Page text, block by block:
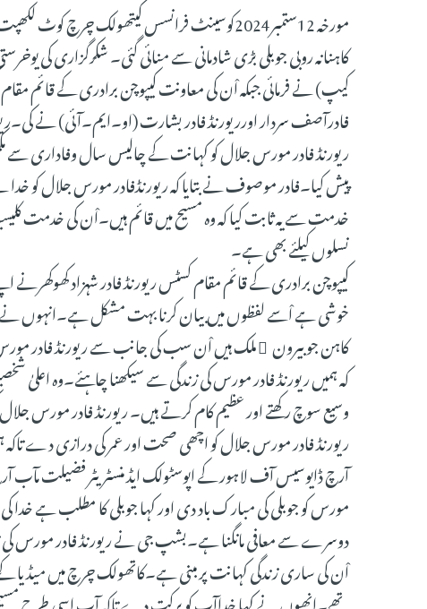
مورخہ 12ستمبر2024کوسینٹ فرانسس کیتھولک
کاہنانہ روبی جوبلی بڑی شادمانی سے منائی گئی۔ شکرگزاری کی
کیپ) نے فرمائی جبکہ اْن کی معاونت کیپوچن برادری کے قائم مقام
فادرآصف سردار اورریورنڈ فادر بشارت (او۔ایم۔آئی) نے
ریورنڈ فادر مورس جلال کو کہانت کے چالیس سال وفاداری سے
پیش کیا۔فادر موصوف نے بتایا کہ ریورنڈفادر مورس جلال کو
خدمت سے یہ ثابت کیا کہ وہ مسیح میں قائم ہیں۔اْن کی خدمت
نسلوں کیلئے بھی ہے۔
کیپوچن برادری کے قائم مقام کسٹس ریورنڈ فادر شہزاد
خوشی ہے اْسے لفظوں میں بیان کرنا بہت مشکل ہے۔انہوں نے
کاہن جو بیرون ِ ملک ہیں اْن سب کی جانب سے ریورنڈ فادر
وسیع سوچ رکھتے اور عظیم کام کرتے ہیں۔ ریورنڈ فادر مورس
ریورنڈ فادر مورس جلال کو اچھی صحت اور عمر کی درازی دے
آرچ ڈایوسیس آف لاہور کے اپوسٹولک ایڈ منسٹریٹر فضیلت مآب
مورس کو جوبلی کی مبارک باد دی اور کہا جوبلی کا مطلب ہے خدا
اْن کی ساری زندگی کہانت پر مبنی ہے۔کاتھولک چرچ میں